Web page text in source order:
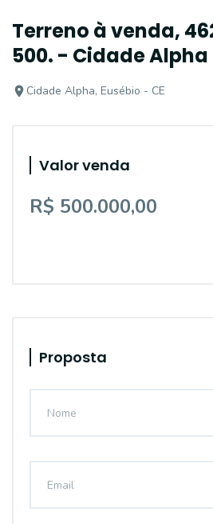
Terreno à venda,
500. - Cidade Alpha
Cidade Alpha, Eusébio - CE
Valor venda
R$ 500.000,00
Proposta